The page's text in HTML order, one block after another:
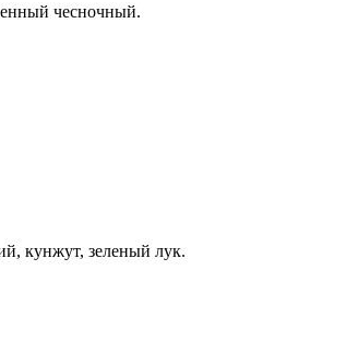
чесночный.
кунжут, зеленый лук.